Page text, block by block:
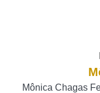
Mônica Chagas